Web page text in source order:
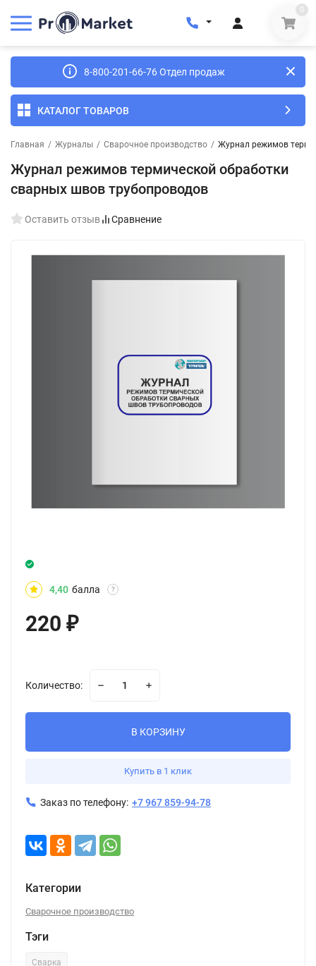
0
8-800-201-66-76 Отдел продаж
КАТАЛОГ ТОВАРОВ
Главная / Журналы / Сварочное производство / Журнал режимов
Журнал режимов термической обработки
сварных швов трубопроводов
Оставить отзыв Сравнение
4,40 балла ?
220 ₽
Количество:
В КОРЗИНУ
Купить в 1 клик
Заказ по телефону: +7 967 859-94-78
Категории
Сварочное производство
Тэги
Сварка